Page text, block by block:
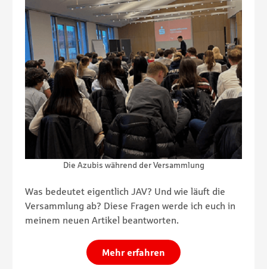
Die Azubis während der Versammlung
Was bedeutet eigentlich JAV? Und wie läuft die
Versammlung ab? Diese Fragen werde ich euch in
meinem neuen Artikel beantworten.
Mehr erfahren